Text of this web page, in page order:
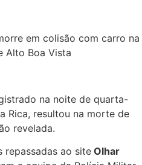
na noite de quarta-
Rica, resultou na morte de
revelada.
repassadas ao site Olhar